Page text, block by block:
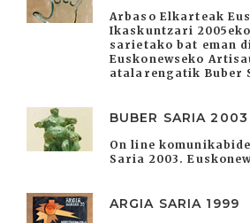
Arbaso Elkarteak
Ikaskuntzari
sarietako bat eman
Euskonewseko
atalarengatik Buber
BUBER SARIA 2003
On line
Saria 2003.
ARGIA SARIA 1999